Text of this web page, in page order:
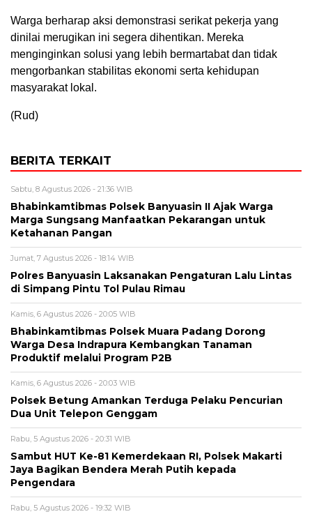
Warga berharap aksi demonstrasi serikat pekerja yang
dinilai merugikan ini segera dihentikan. Mereka
menginginkan solusi yang lebih bermartabat dan tidak
mengorbankan stabilitas ekonomi serta kehidupan
masyarakat lokal.
(Rud)
BERITA TERKAIT
Sabtu, 8 Agustus 2026 - 21:36 WIB
Bhabinkamtibmas Polsek Banyuasin II Ajak Warga
Marga Sungsang Manfaatkan Pekarangan untuk
Ketahanan Pangan
Jumat, 7 Agustus 2026 - 18:14 WIB
Polres Banyuasin Laksanakan Pengaturan Lalu Lintas
di Simpang Pintu Tol Pulau Rimau
Kamis, 6 Agustus 2026 - 20:05 WIB
Bhabinkamtibmas Polsek Muara Padang Dorong
Warga Desa Indrapura Kembangkan Tanaman
Produktif melalui Program P2B
Kamis, 6 Agustus 2026 - 20:03 WIB
Polsek Betung Amankan Terduga Pelaku Pencurian
Dua Unit Telepon Genggam
Rabu, 5 Agustus 2026 - 20:31 WIB
Sambut HUT Ke-81 Kemerdekaan RI, Polsek Makarti
Jaya Bagikan Bendera Merah Putih kepada
Pengendara
Rabu, 5 Agustus 2026 - 19:32 WIB